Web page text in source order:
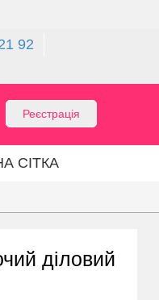
92
Реєстрація
СІТКА
діловий